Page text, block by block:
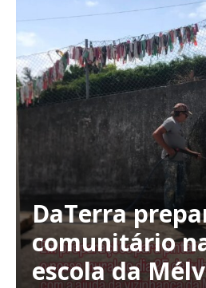
DaTerra
comunitário
escola da